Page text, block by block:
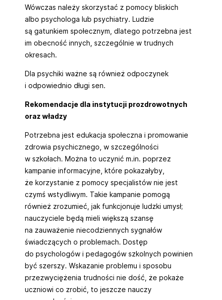
Wówczas należy skorzystać z pomocy bliskich
albo psychologa lub psychiatry. Ludzie
są gatunkiem społecznym, dlatego potrzebna jest
im obecność innych, szczególnie w trudnych
okresach.
Dla psychiki ważne są również odpoczynek
i odpowiednio długi sen.
Rekomendacje dla instytucji prozdrowotnych
oraz władzy
Potrzebna jest edukacja społeczna i promowanie
zdrowia psychicznego, w szczególności
w szkołach. Można to uczynić m.in. poprzez
kampanie informacyjne, które pokazałyby,
że korzystanie z pomocy specjalistów nie jest
czymś wstydliwym. Takie kampanie pomogą
również zrozumieć, jak funkcjonuje ludzki umysł;
nauczyciele będą mieli większą szansę
na zauważenie niecodziennych sygnałów
świadczących o problemach. Dostęp
do psychologów i pedagogów szkolnych powinien
być szerszy. Wskazanie problemu i sposobu
przezwyciężenia trudności nie dość, że pokaże
uczniowi co zrobić, to jeszcze nauczy